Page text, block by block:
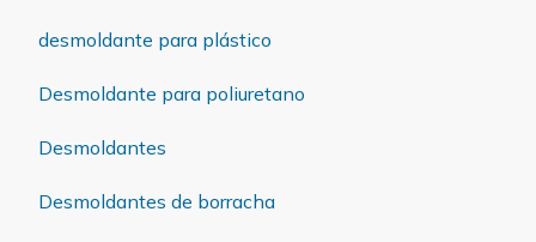
desmoldante para plástico
Desmoldante para poliuretano
Desmoldantes
Desmoldantes de borracha